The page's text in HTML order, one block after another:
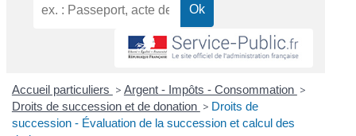
Accueil particuliers > Argent - Impôts - Consommation >
Droits de succession et de donation > Droits de
succession - Évaluation de la succession et calcul des